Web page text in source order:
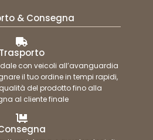
& Consegna
Trasporto
con veicoli all’avanguardia
il tuo ordine in tempi rapidi,
del prodotto fino alla
al cliente finale